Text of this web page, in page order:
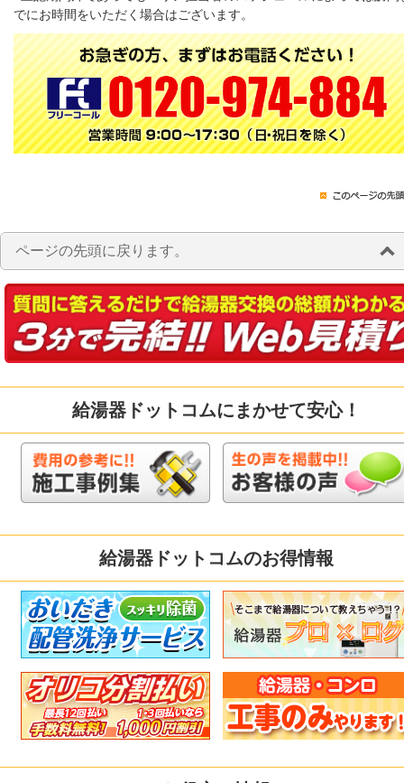
でにお時間をいただく場合はございます。
ページの先頭に戻ります。
給湯器ドットコムにまかせて安心！
給湯器ドットコムのお得情報